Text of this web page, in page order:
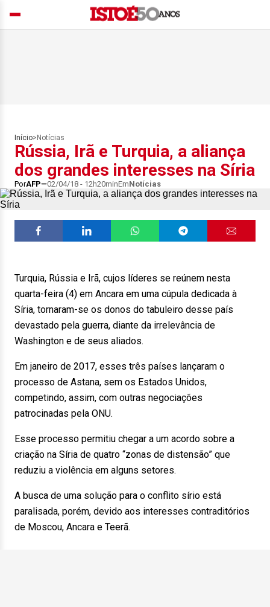
Início> Notícias
Rússia, Irã e Turquia, a aliança
dos grandes interesses na Síria
PorAFP 02/04/18 - 12h20minEmNotícias
Turquia, Rússia e Irã, cujos líderes se reúnem nesta
quarta-feira (4) em Ancara em uma cúpula dedicada à
Síria, tornaram-se os donos do tabuleiro desse país
devastado pela guerra, diante da irrelevância de
Washington e de seus aliados.
Em janeiro de 2017, esses três países lançaram o
processo de Astana, sem os Estados Unidos,
competindo, assim, com outras negociações
patrocinadas pela ONU.
Esse processo permitiu chegar a um acordo sobre a
criação na Síria de quatro “zonas de distensão” que
reduziu a violência em alguns setores.
A busca de uma solução para o conflito sírio está
paralisada, porém, devido aos interesses contraditórios
de Moscou, Ancara e Teerã.